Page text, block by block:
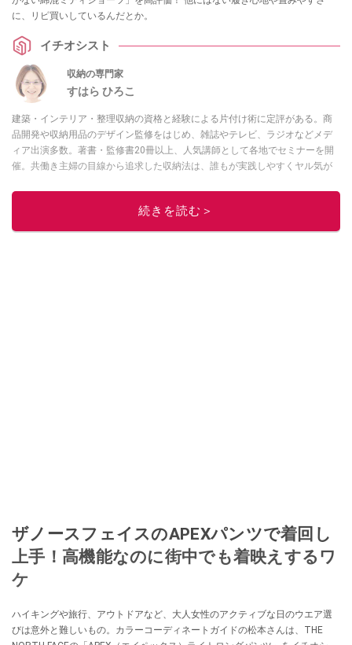
に、リピ買いしているんだとか。
イチオシスト
収納の専門家
すはら ひろこ
建築・インテリア・整理収納の資格と経験による片付け術に定評がある。商
品開発や収納用品のデザイン監修をはじめ、雑誌やテレビ、ラジオなどメデ
ィア出演多数。著書・監修書20冊以上、人気講師として各地でセミナーを開
催。共働き主婦の目線から追求した収納法は、誰もが実践しやすくヤル気が
このイチオシストの他の記事を読む
続きを読む＞
ザノースフェイスのAPEXパンツで着回し
上手！高機能なのに街中でも着映えするワ
ケ
ハイキングや旅行、アウトドアなど、大人女性のアクティブな日のウエア選
びは意外と難しいもの。カラーコーディネートガイドの松本さんは、THE